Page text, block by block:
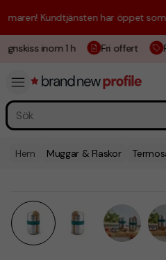
Kundtjänsten har öppet som
inom 1 h Fri offert
Hem Muggar & Flaskor